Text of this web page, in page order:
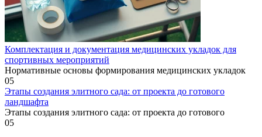
Комплектация и документация медицинских укладок для
спортивных мероприятий
Нормативные основы формирования медицинских укладок
05
Этапы создания элитного сада: от проекта до готового
ландшафта
Этапы создания элитного сада: от проекта до готового
05